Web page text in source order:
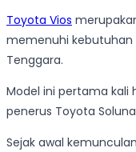
Toyota Vios
memenuhi kebutuhan
Tenggara.
Model ini pertama kali
penerus Toyota
Sejak awal